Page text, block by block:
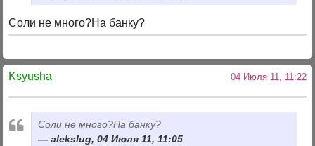
Соли не много?На банку?
Ksyusha 04 Июля 11, 11:22
Соли не много?На банку?
alekslug, 04 Июля 11, 11:05